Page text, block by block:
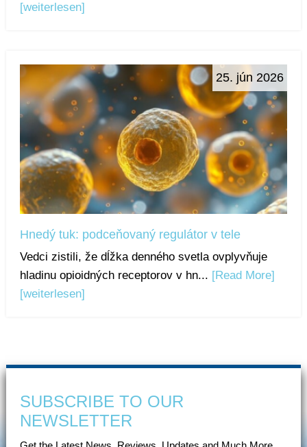
[weiterlesen]
25. jún 2026
Hnedý tuk: podceňovaný regulátor v tele
Vedci zistili, že dĺžka denného svetla ovplyvňuje
hladinu opioidných receptorov v hn... [Read More]
[weiterlesen]
SUBSCRIBE TO OUR
NEWSLETTER